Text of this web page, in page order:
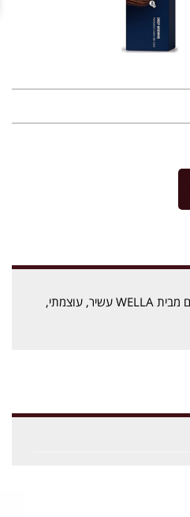
צבעי השיער קולסטון האיכותיים מבית WELLA עשיר, עוצמתי,